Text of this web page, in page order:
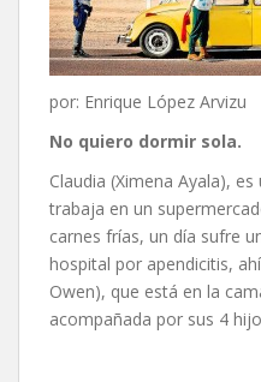
por: Enrique López Arvizu
No quiero dormir sola.
Claudia (Ximena Ayala),
trabaja en un
carnes frías, un día sufre
hospital por apendicitis,
Owen), que está en la
acompañada por sus 4